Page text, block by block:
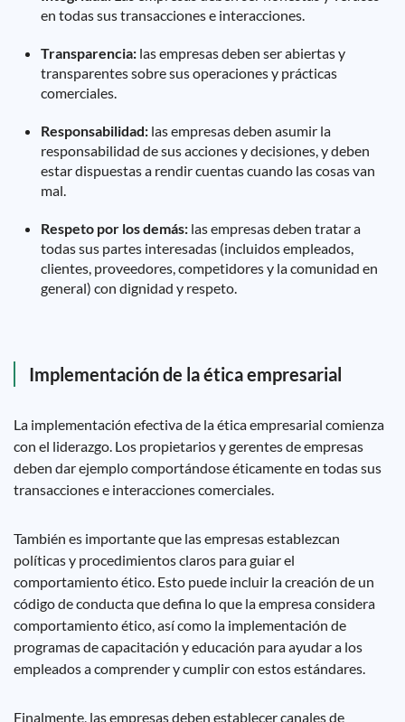
en todas sus transacciones e interacciones.
Transparencia: las empresas deben ser abiertas y
transparentes sobre sus operaciones y prácticas
comerciales.
Responsabilidad: las empresas deben asumir la
responsabilidad de sus acciones y decisiones, y deben
estar dispuestas a rendir cuentas cuando las cosas van
mal.
Respeto por los demás: las empresas deben tratar a
todas sus partes interesadas (incluidos empleados,
clientes, proveedores, competidores y la comunidad en
general) con dignidad y respeto.
Implementación de la ética empresarial
La implementación efectiva de la ética empresarial comienza
con el liderazgo. Los propietarios y gerentes de empresas
deben dar ejemplo comportándose éticamente en todas sus
transacciones e interacciones comerciales.
También es importante que las empresas establezcan
políticas y procedimientos claros para guiar el
comportamiento ético. Esto puede incluir la creación de un
código de conducta que defina lo que la empresa considera
comportamiento ético, así como la implementación de
programas de capacitación y educación para ayudar a los
empleados a comprender y cumplir con estos estándares.
Finalmente, las empresas deben establecer canales de